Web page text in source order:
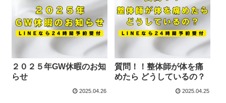
２０２５年GW休暇のお知
らせ
2025.04.26
質問！！整体師が体を痛
めたら どうしているの？
2025.04.25